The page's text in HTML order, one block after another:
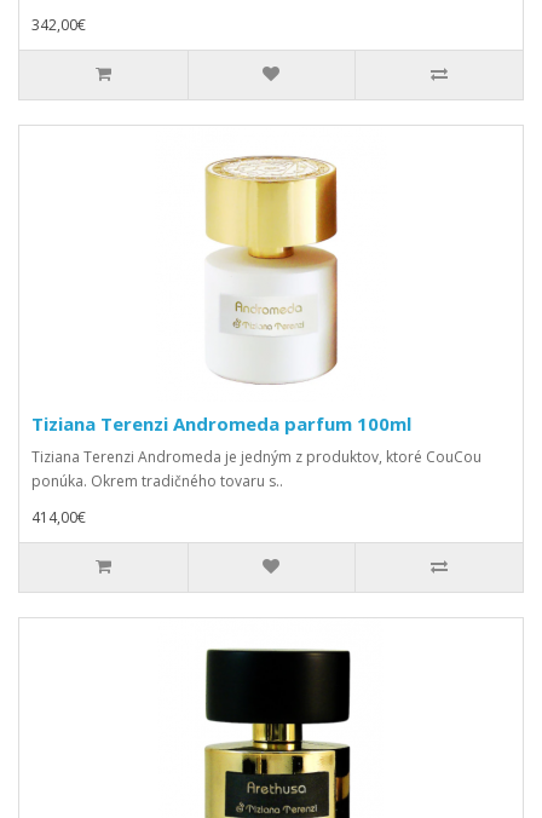
342,00€
Tiziana Terenzi Andromeda parfum 100ml
Tiziana Terenzi Andromeda je jedným z produktov, ktoré CouCou
ponúka. Okrem tradičného tovaru s..
414,00€